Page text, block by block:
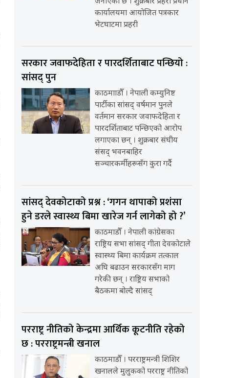
कार्यालयमा आयोजित पत्रकार
भेटघाटमा प्रहरी
सरकार जवाफदेहिता र पारदर्शिताबाट पन्छियो :
सांसद् पुन
काठमााडौँ । नेपाली कम्युनिष्ट
पार्टीका सांसद् वर्षमान पुनले
वर्तमान सरकार जवाफदेहिता र
पारदर्शिताबाट पन्छिएको आरोप
लगाएका छन् । शुक्रबार संघीय
संसद् भवनबाहिर
सञ्चारकर्मीहरूसँग कुरा गर्दै
सांसद् देवकोटाको प्रश्न : ‘गगन थापाको प्रशंसा
हुने डरले स्वास्थ्य बिमा खारेज गर्न लागेको हो ?’
काठमाडौँ । नेपाली कांग्रेसका
राष्ट्रिय सभा सांसद् गीता देवकोटाले
स्वास्थ्य बिमा कार्यक्रम तत्काल
अघि बढाउन सरकारसँग माग
गरेकी छन् । राष्ट्रिय सभाको
बैठकमा बोल्दै सांसद्
परराष्ट्र नीतिको केन्द्रमा आर्थिक कूटनीति रहेको
छ : परराष्ट्रमन्त्री खनाल
काठमाडौँ । परराष्ट्रमन्त्री शिशिर
खनालले मुलुकको परराष्ट्र नीतिको